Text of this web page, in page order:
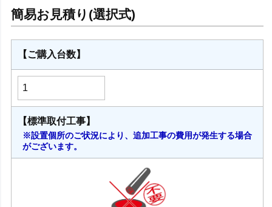
【ご購入台数】
【標準取付工事】
※設置個所のご状況により、追加工事の費用が発生する場合
がございます。